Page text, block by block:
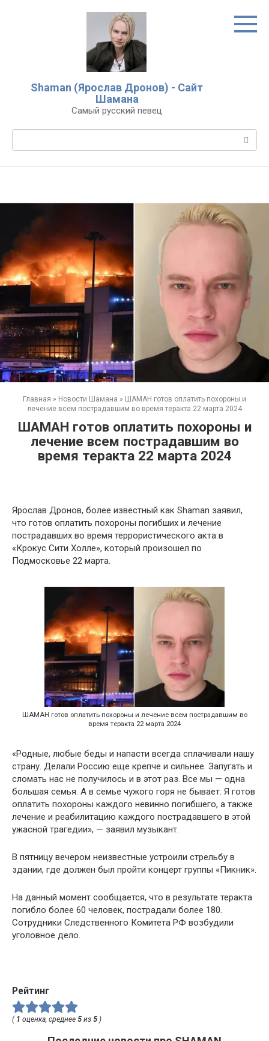
Shaman (Ярослав Дронов) - Сайт
Шамана
Самый русский певец
Главная » Новости Шамана » ШАМАН готов оплатить похороны и
лечение всем пострадавшим во время теракта 22 марта 2024
ШАМАН готов оплатить похороны и
лечение всем пострадавшим во
время теракта 22 марта 2024
Ярослав Дронов, более известный как Shaman заявил,
что готов оплатить похороны погибших и лечение
пострадавших во время террористического акта в
«Крокус Сити Холле», который произошел по
Подмосковье 22 марта.
ШАМАН готов оплатить похороны и лечение всем пострадавшим во
время теракта 22 марта 2024
«Родные, любые беды и напасти всегда сплачивали нашу
страну. Делали Россию еще крепче и сильнее. Запугать и
сломать нас не получилось и в этот раз. Все мы — одна
большая семья. А в семье чужого горя не бывает. Я готов
оплатить похороны каждого невинно погибшего, а также
лечение и реабилитацию каждого пострадавшего в этой
ужасной трагедии», — заявил музыкант.
В пятницу вечером неизвестные устроили стрельбу в
здании, где должен был пройти концерт группы «Пикник».
На данный момент сообщается, что в результате теракта
погибло более 60 человек, пострадали более 180.
Сотрудники Следственного Комитета РФ возбудили
уголовное дело.
Рейтинг
( 1 оценка, среднее 5 из 5 )